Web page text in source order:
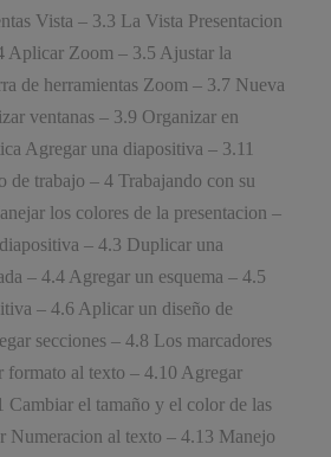
Vista – 3.3 La Vista Presentacion
Aplicar Zoom – 3.5 Ajustar la
de herramientas Zoom – 3.7 Nueva
ventanas – 3.9 Organizar en
Agregar una diapositiva – 3.11
de trabajo – 4 Trabajando con su
los colores de la presentacion –
– 4.3 Duplicar una
– 4.4 Agregar un esquema – 4.5
– 4.6 Aplicar un diseño de
secciones – 4.8 Los marcadores
formato al texto – 4.10 Agregar
Cambiar el tamaño y el color de las
Numeracion al texto – 4.13 Manejo